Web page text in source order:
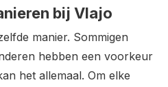
bij Vlajo
manier. Sommigen
hebben een voorkeur
het allemaal. Om elke